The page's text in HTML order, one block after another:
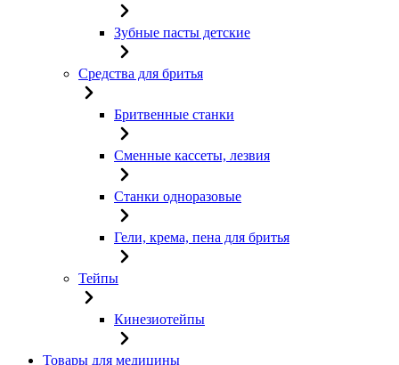
Зубные пасты детские
Средства для бритья
Бритвенные станки
Сменные кассеты, лезвия
Станки одноразовые
Гели, крема, пена для бритья
Тейпы
Кинезиотейпы
Товары для медицины